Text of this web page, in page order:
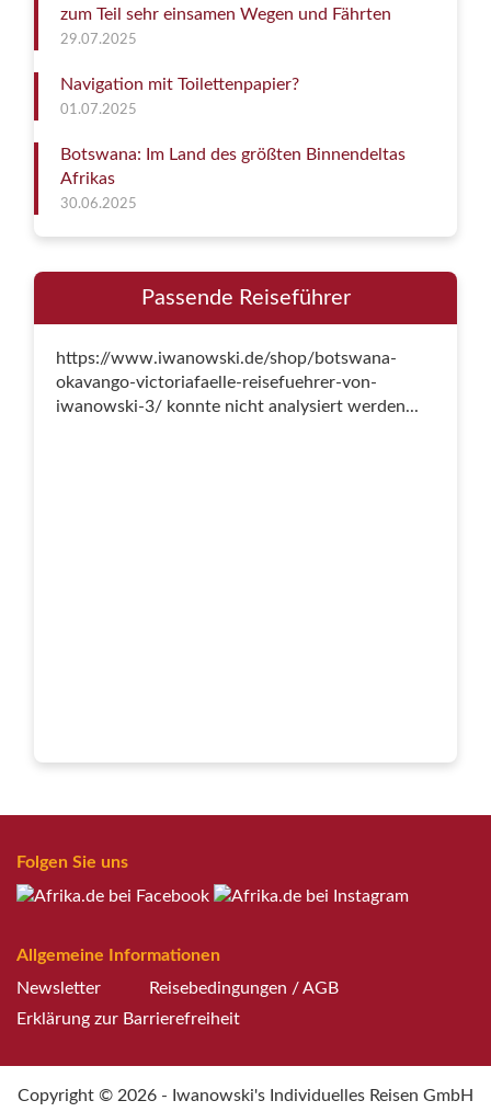
zum Teil sehr einsamen Wegen und Fährten
29.07.2025
Navigation mit Toilettenpapier?
01.07.2025
Botswana: Im Land des größten Binnendeltas
Afrikas
30.06.2025
Passende Reiseführer
https://www.iwanowski.de/shop/botswana-
okavango-victoriafaelle-reisefuehrer-von-
iwanowski-3/ konnte nicht analysiert werden...
Folgen Sie uns
Allgemeine Informationen
Newsletter
Reisebedingungen / AGB
Erklärung zur Barrierefreiheit
Copyright © 2026 - Iwanowski's Individuelles Reisen GmbH